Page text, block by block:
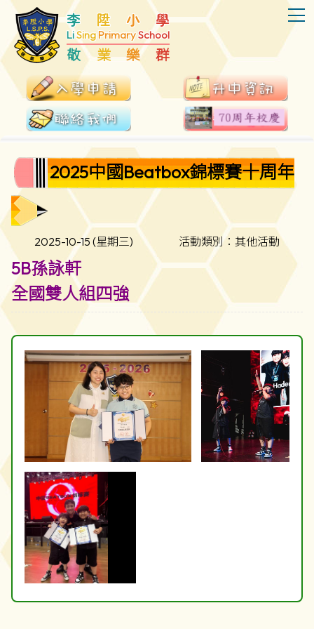
李 陞 小 學
LiSingPrimarySchool
敬 業 樂 群
2025中國Beatbox錦標賽十周年
2025-10-15 (星期三) 活動類別：其他活動
5B孫詠軒
全國雙人組四強